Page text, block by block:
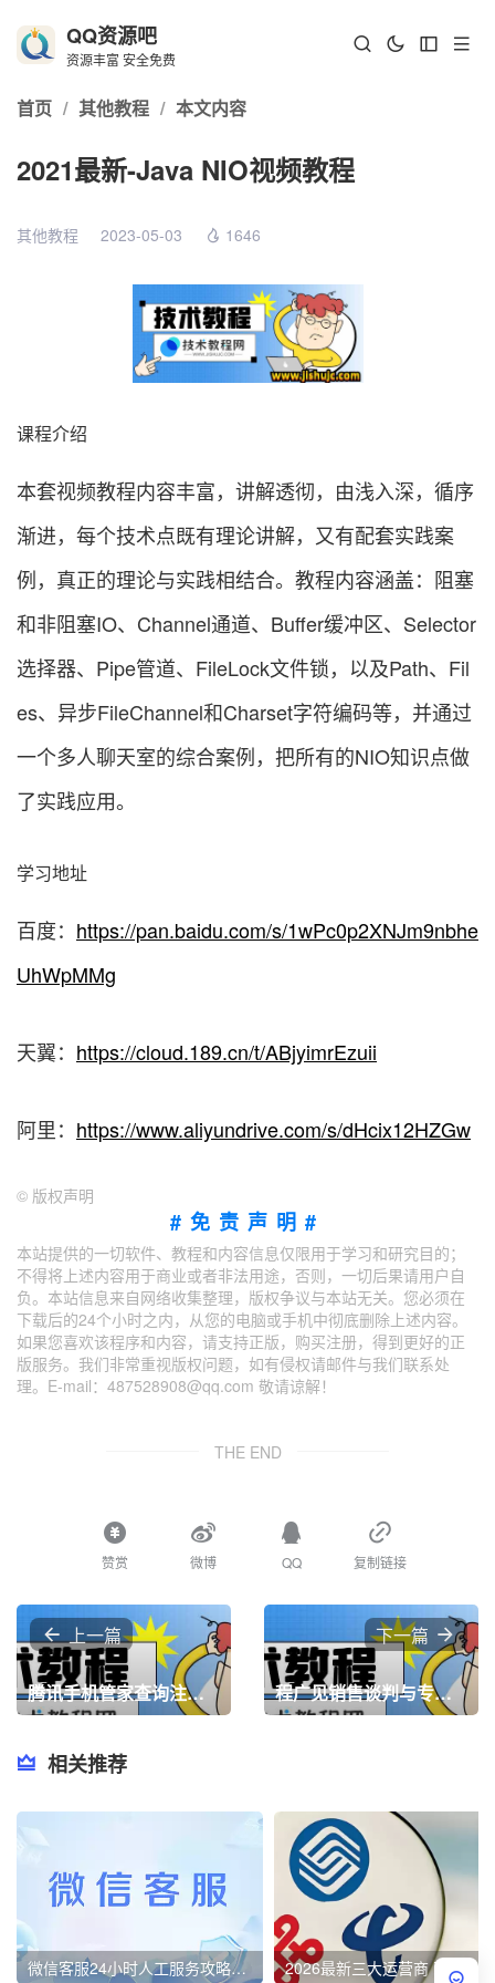
QQ资源吧
资源丰富 安全免费
首页 / 其他教程 / 本文内容
2021最新-Java NIO视频教程
其他教程 2023-05-03 1646
课程介绍
本套视频教程内容丰富，讲解透彻，由浅入深，循序
渐进，每个技术点既有理论讲解，又有配套实践案
例，真正的理论与实践相结合。教程内容涵盖：阻塞
和非阻塞IO、Channel通道、Buffer缓冲区、Selector
选择器、Pipe管道、FileLock文件锁，以及Path、Fil
es、异步FileChannel和Charset字符编码等，并通过
一个多人聊天室的综合案例，把所有的NIO知识点做
了实践应用。
学习地址
百度： https://pan.baidu.com/s/1wPc0p2XNJm9nbhe
UhWpMMg
天翼： https://cloud.189.cn/t/ABjyimrEzuii
阿里： https://www.aliyundrive.com/s/dHcix12HZGw
© 版权声明
#免责声明#
本站提供的一切软件、教程和内容信息仅限用于学习和研究目的；
不得将上述内容用于商业或者非法用途，否则，一切后果请用户自
负。本站信息来自网络收集整理，版权争议与本站无关。您必须在
下载后的24个小时之内，从您的电脑或手机中彻底删除上述内容。
如果您喜欢该程序和内容，请支持正版，购买注册，得到更好的正
版服务。我们非常重视版权问题，如有侵权请邮件与我们联系处
理。E-mail：487528908@qq.com 敬请谅解！
THE END
赞赏 微博 QQ 复制链接
上一篇
腾讯手机管家查询注册过的网站
下一篇
程广见销售谈判与专业回款技巧
相关推荐
微信客服24小时人工服务攻略！亲测3分钟内接通，速存备用！